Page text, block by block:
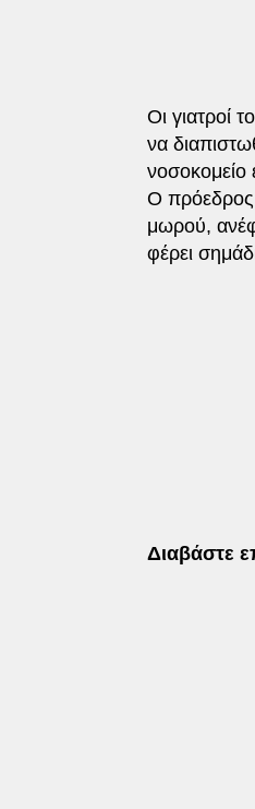
Οι γιατροί
να
νοσοκομείο
Ο
μωρού,
φέρει
Διαβάστε